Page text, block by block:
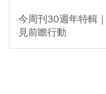
今周刊30週年特輯
見前瞻行動